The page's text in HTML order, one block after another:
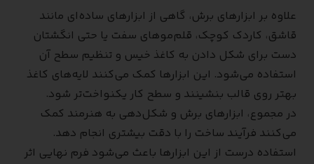
علاوه بر ابزارهای برش، گاهی از ابزارهای ساده‌ای مانند
قاشق، کاردک کوچک، قلم‌موهای سفت یا حتی انگشتان
دست برای شکل دادن به کاغذ خیس و تنظیم سطح آن
استفاده می‌شود. این ابزارها کمک می‌کنند لایه‌های کاغذ
بهتر روی قالب بنشینند و سطح کار یکنواخت‌تر شود.
در مجموع، ابزارهای برش و شکل‌دهی به هنرمند کمک
می‌کنند فرآیند ساخت را با دقت بیشتری انجام دهد.
استفاده درست از این ابزارها باعث می‌شود فرم نهایی اثر